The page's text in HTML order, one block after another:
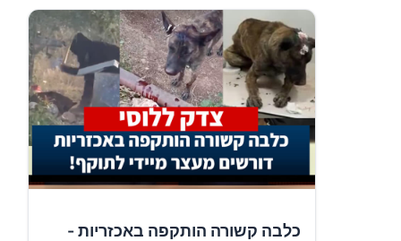
כלבה קשורה הותקפה באכזריות -